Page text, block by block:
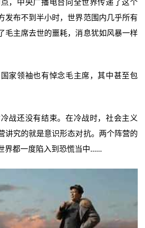
，中央广播电台向全世界传递了这个
发布不到半小时，世界范围内几乎所有
毛主席去世的噩耗，消息犹如风暴一样
家领袖也有悼念毛主席，其中甚至包
战还没有结束。在冷战时，社会主义
讲究的就是意识形态对抗。两个阵营的
界都一度陷入到恐慌当中......